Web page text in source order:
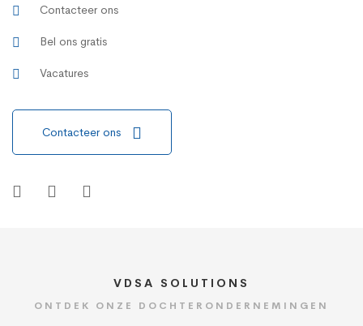
Contacteer ons
Bel ons gratis
Vacatures
Contacteer ons
VDSA SOLUTIONS
ONTDEK ONZE DOCHTERONDERNEMINGEN